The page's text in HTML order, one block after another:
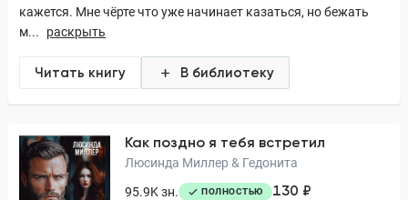
кажется. Мне чёрте что уже начинает казаться, но бежать
м...
раскрыть
Читать книгу В библиотеку
Как поздно я тебя встретил
Люсинда Миллер & Гедонита
95.9K зн.
ПОЛНОСТЬЮ 130 ₽